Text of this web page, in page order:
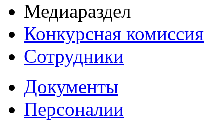
Медиараздел
Конкурсная комиссия
Сотрудники
Документы
Персоналии